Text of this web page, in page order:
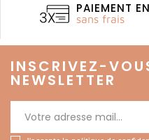
PAIEMENT
sans frais
INSCRIVEZ-
NEWSLETTER